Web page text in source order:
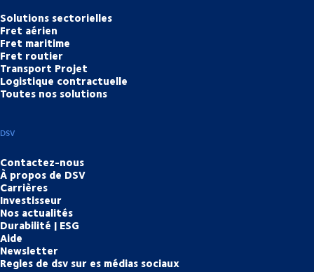
Solutions sectorielles
Fret aérien
Fret maritime
Fret routier
Transport Projet
Logistique contractuelle
Toutes nos solutions
DSV
Contactez-nous
À propos de DSV
Carrières
Investisseur
Nos actualités
Durabilité | ESG
Aide
Newsletter
Regles de dsv sur es médias sociaux